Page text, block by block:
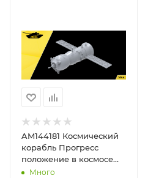
AM144181 Космический
корабль Прогресс
положение в космосе
Arma Models, 1/144
Много